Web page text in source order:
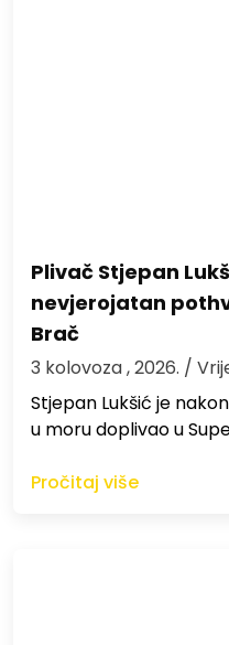
Plivač Stjepan
nevjerojatan
Brač
3 kolovoza , 2026. /
St​jepan Lukšić je
u moru doplivao u
Pročitaj više